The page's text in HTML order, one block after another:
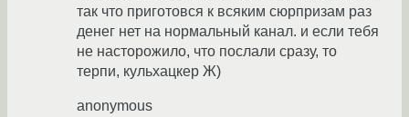
так что приготовся к всяким сюрпризам раз
денег нет на нормальный канал. и если тебя
не насторожило, что послали сразу, то
терпи, кульхацкер Ж)
anonymous